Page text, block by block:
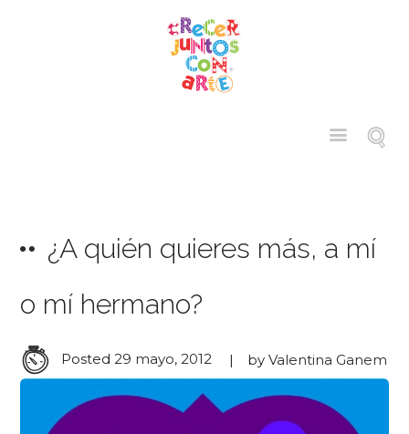
¿A quién quieres más, a mí
o mí hermano?
Posted 29 mayo, 2012 by Valentina Ganem